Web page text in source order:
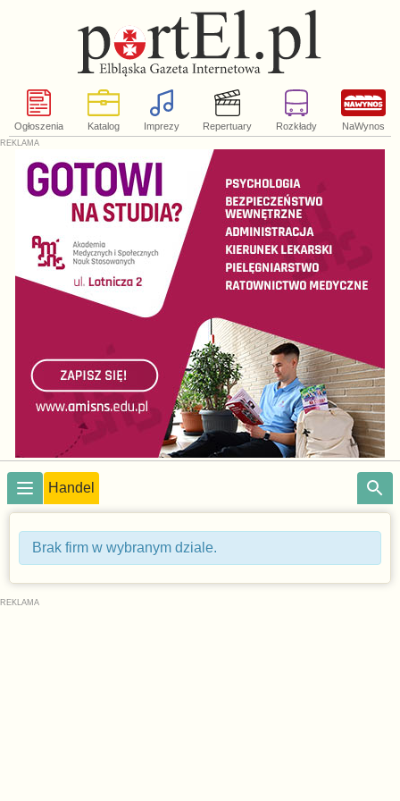
Ogłoszenia Katalog Imprezy Repertuary Rozkłady NaWynos
Handel
Brak firm w wybranym dziale.